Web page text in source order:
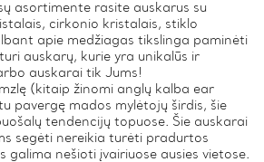
asortimente rasite auskarus su
cirkonio kristalais, stiklo
apie medžiagas tikslinga paminėti
auskarų, kurie yra unikalūs ir
auskarai tik Jums!
(kitaip žinomi anglų kalba ear
pavergę mados mylėtojų širdis, šie
tendencijų topuose. Šie auskarai
segėti nereikia turėti pradurtos
galima nešioti įvairiuose ausies vietose.